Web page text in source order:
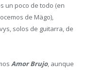
un poco de todo (en
de Mägo),
solos de guitarra, de
Amor Brujo, aunque